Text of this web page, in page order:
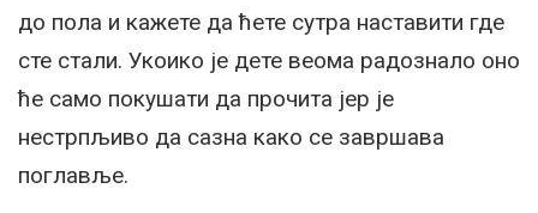
до пола и кажете да ћете сутра наставити где
сте стали. Укоико је дете веома радознало оно
ће само покушати да прочита јер је
нестрпљиво да сазна како се завршава
поглавље.